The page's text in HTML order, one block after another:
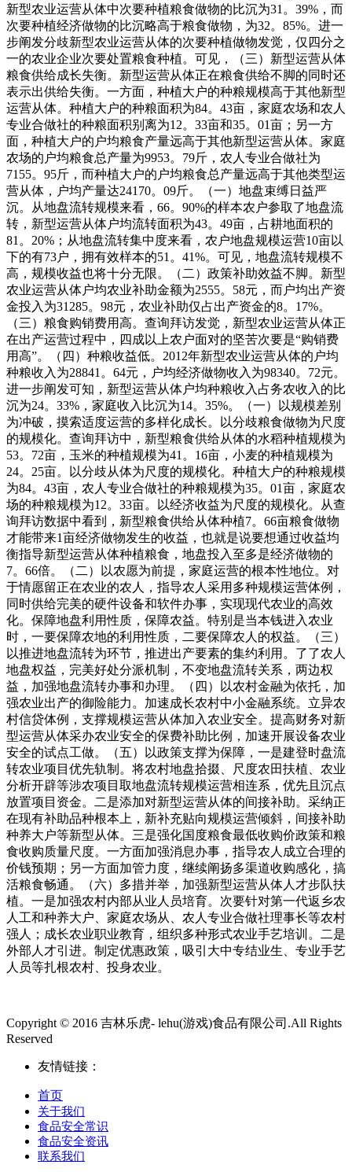
新型农业运营从体中次要种植粮食做物的比沉为31。39%，而
次要种植经济做物的比沉略高于粮食做物，为32。85%。进一
步阐发分歧新型农业运营从体的次要种植做物发觉，仅四分之
一的农业企业次要处置粮食种植。可见，（三）新型运营从体
粮食供给成长失衡。新型运营从体正在粮食供给不脚的同时还
表示出供给失衡。一方面，种植大户的种粮规模高于其他新型
运营从体。种植大户的种粮面积为84。43亩，家庭农场和农人
专业合做社的种粮面积别离为12。33亩和35。01亩；另一方
面，种植大户的户均粮食产量远高于其他新型运营从体。家庭
农场的户均粮食总产量为9953。79斤，农人专业合做社为
7155。95斤，而种植大户的户均粮食总产量远高于其他类型运
营从体，户均产量达24170。09斤。（一）地盘束缚日益严
沉。从地盘流转规模来看，66。90%的样本农户参取了地盘流
转，新型运营从体户均流转面积为43。49亩，占耕地面积的
81。20%；从地盘流转集中度来看，农户地盘规模运营10亩以
下的有73户，拥有效样本的51。41%。可见，地盘流转规模不
高，规模收益也将十分无限。（二）政策补助效益不脚。新型
农业运营从体户均农业补助金额为2555。58元，而户均出产资
金投入为31285。98元，农业补助仅占出产资金的8。17%。
（三）粮食购销费用高。查询拜访发觉，新型农业运营从体正
在出产运营过程中，四成以上农户面对的坚苦次要是“购销费
用高”。（四）种粮收益低。2012年新型农业运营从体的户均
种粮收入为28841。64元，户均经济做物收入为98340。72元。
进一步阐发可知，新型运营从体户均种粮收入占务农收入的比
沉为24。33%，家庭收入比沉为14。35%。（一）以规模差别
为冲破，摸索适度运营的多样化成长。以分歧粮食做物为尺度
的规模化。查询拜访中，新型粮食供给从体的水稻种植规模为
53。72亩，玉米的种植规模为41。16亩，小麦的种植规模为
24。25亩。以分歧从体为尺度的规模化。种植大户的种粮规模
为84。43亩，农人专业合做社的种粮规模为35。01亩，家庭农
场的种粮规模为12。33亩。以经济收益为尺度的规模化。从查
询拜访数据中看到，新型粮食供给从体种植7。66亩粮食做物
才能带来1亩经济做物发生的收益，也就是说要想通过收益均
衡指导新型运营从体种植粮食，地盘投入至多是经济做物的
7。66倍。（二）以农愿为前提，家庭运营的根本性地位。对
于情愿留正在农业的农人，指导农人采用多种规模运营体例，
同时供给完美的硬件设备和软件办事，实现现代农业的高效
化。保障地盘利用性质，保障农益。特别是当本钱进入农业
时，一要保障农地的利用性质，二要保障农人的权益。（三）
以推进地盘流转为环节，推进出产要素的集约利用。了了农人
地盘权益，完美好处分派机制，不变地盘流转关系，两边权
益，加强地盘流转办事和办理。（四）以农村金融为依托，加
强农业出产的御险能力。加速成长农村中小金融系统。立异农
村信贷体例，支撑规模运营从体加入农业安全。提高财务对新
型运营从体采办农业安全的保费补助比例，加速开展设备农业
安全的试点工做。（五）以政策支撑为保障，一是建登时盘流
转农业项目优先轨制。将农村地盘拾掇、尺度农田扶植、农业
分析开辟等涉农项目取地盘流转规模运营相连系，优先且沉点
放置项目资金。二是添加对新型运营从体的间接补助。采纳正
在现有补助品种根本上，新补充贴向规模运营倾斜，间接补助
种养大户等新型从体。三是强化国度粮食最低收购价政策和粮
食收购质量尺度。一方面加强消息办事，指导农人成立合理的
价钱预期；另一方面加管力度，继续阐扬多渠道收购感化，搞
活粮食畅通。（六）多措并举，加强新型运营从体人才步队扶
植。一是加强农村内部从业人员培育。次要针对第一代返乡农
人工和种养大户、家庭农场从、农人专业合做社理事长等农村
强人；成长农业职业教育，组织多种形式农业手艺培训。二是
外部人才引进。制定优惠政策，吸引大中专结业生、专业手艺
人员等扎根农村、投身农业。
Copyright © 2016 吉林乐虎- lehu(游戏)食品有限公司.All Rights
Reserved
友情链接：
首页
关于我们
食品安全常识
食品安全资讯
联系我们